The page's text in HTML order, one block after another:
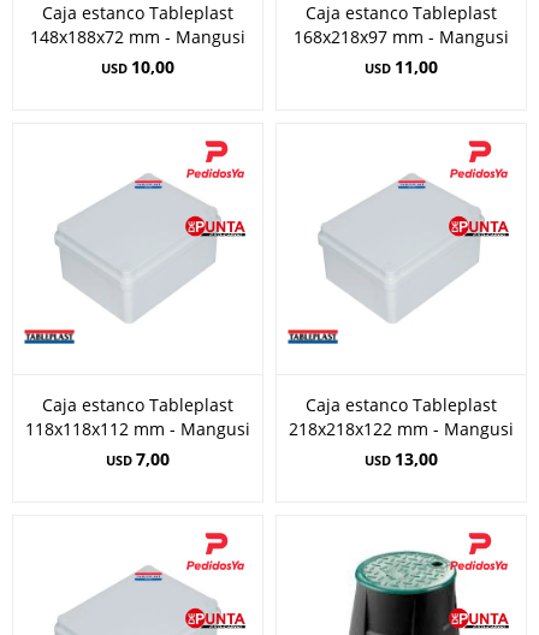
Caja estanco Tableplast
148x188x72 mm - Mangusi
USD 10,00
Caja estanco Tableplast
168x218x97 mm - Mangusi
USD 11,00
Caja estanco Tableplast
118x118x112 mm - Mangusi
USD 7,00
Caja estanco Tableplast
218x218x122 mm - Mangusi
USD 13,00